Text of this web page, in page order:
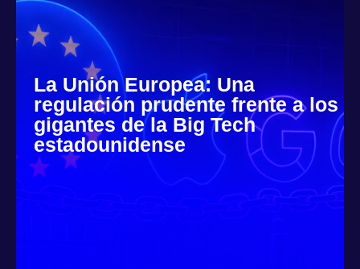
La Unión Europea: Una
regulación prudente frente a los
gigantes de la Big Tech
estadounidense